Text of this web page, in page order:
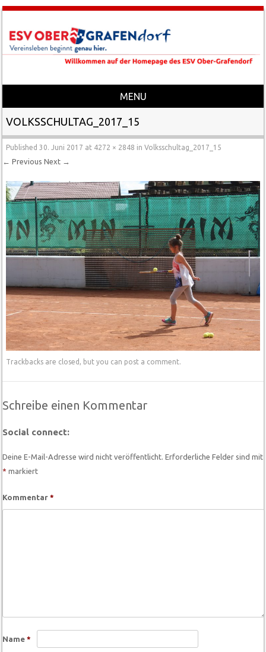
MENU
Skip to content
VOLKSSCHULTAG_2017_15
Published 30. Juni 2017 at 4272 × 2848 inVolksschultag_2017_15
← Previous Next →
Trackbacks are closed, but you can post a comment.
Schreibe einen Kommentar
Social connect:
Deine E-Mail-Adresse wird nicht veröffentlicht. Erforderliche Felder sind mit
* markiert
Kommentar*
Name*